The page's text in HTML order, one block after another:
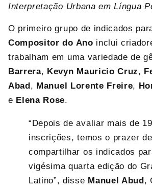
Interpretação Urbana em Língua
O primeiro grupo de indicados
Compositor do Ano inclui
trabalham em uma variedade de
Barrera, Kevyn Mauricio Cruz,
Abad, Manuel Lorente Freire,
e Elena Rose.
“Depois de avaliar mais de
inscrições, temos o prazer de
compartilhar os indicados
vigésima quarta edição do
Latino”, disse Manuel Abud,